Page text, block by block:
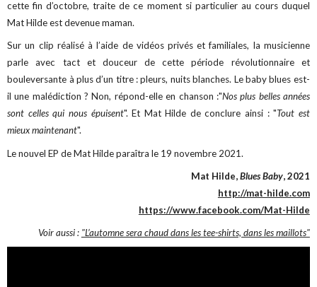
cette fin d’octobre, traite de ce moment si particulier au cours duquel
Mat Hilde est devenue maman.
Sur un clip réalisé à l’aide de vidéos privés et familiales, la musicienne
parleavec tact et douceurde cette période révolutionnaire et
bouleversante à plus d’un titre : pleurs, nuits blanches. Le baby blues est-
il une malédiction ? Non, répond-elle en chanson :"Nos plus belles années
sont celles qui nous épuisent". Et Mat Hilde de conclure ainsi : "Tout est
mieux maintenant".
Le nouvel EP de Mat Hilde paraîtra le 19 novembre 2021.
Mat Hilde,Blues Baby, 2021
http://mat-hilde.com
https://www.facebook.com/Mat-Hilde
Voir aussi : "L’automne sera chaud dans les tee-shirts, dans les maillots"